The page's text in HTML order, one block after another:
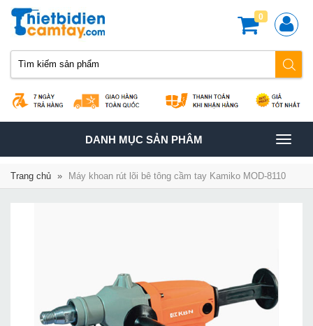
0
TOGGLE
NAVIGATION
DANH MỤC SẢN PHÂM
Trang chủ » Máy khoan rút lõi bê tông cầm tay Kamiko MOD-8110